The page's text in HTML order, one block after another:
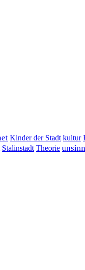
Kinder der Stadt kultur
Stalinstadt Theorie unsinn